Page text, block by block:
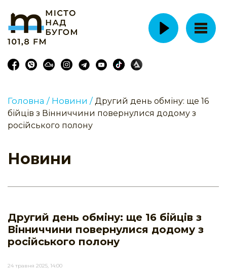
Головна / Новини / Другий день обміну: ще 16
бійців з Вінниччини повернулися додому з
російського полону
Новини
Другий день обміну: ще 16 бійців з
Вінниччини повернулися додому з
російського полону
24 травня 2025, 14:00